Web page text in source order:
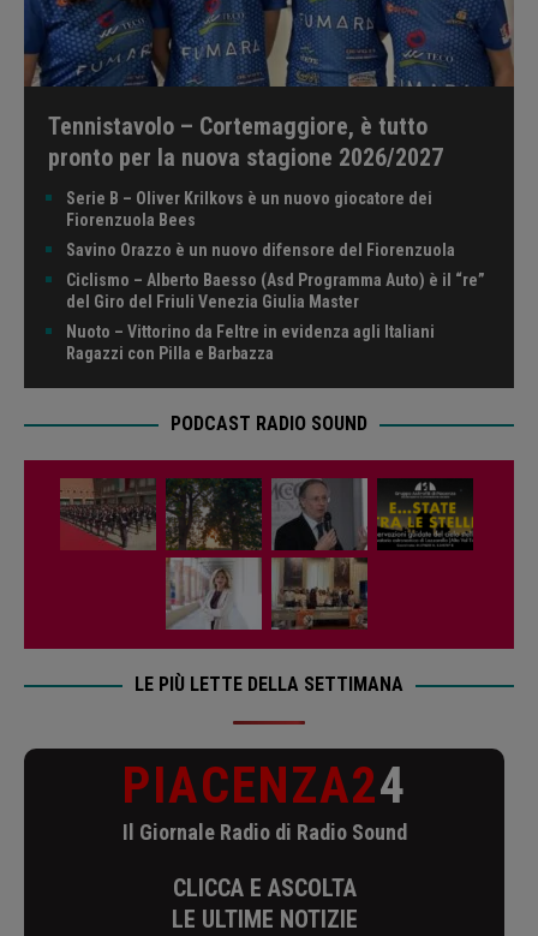
Tennistavolo – Cortemaggiore, è tutto
pronto per la nuova stagione 2026/2027
Serie B – Oliver Krilkovs è un nuovo giocatore dei
Fiorenzuola Bees
Savino Orazzo è un nuovo difensore del Fiorenzuola
Ciclismo – Alberto Baesso (Asd Programma Auto) è il “re”
del Giro del Friuli Venezia Giulia Master
Nuoto – Vittorino da Feltre in evidenza agli Italiani
Ragazzi con Pilla e Barbazza
PODCAST RADIO SOUND
LE PIÙ LETTE DELLA SETTIMANA
PIACENZA24
Il Giornale Radio di Radio Sound
CLICCA E ASCOLTA
LE ULTIME NOTIZIE